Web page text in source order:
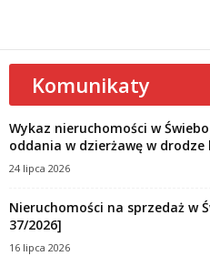
Komunikaty
Wykaz nieruchomości w
oddania w dzierżawę w
24 lipca 2026
Nieruchomości na sprzedaż w
37/2026]
16 lipca 2026